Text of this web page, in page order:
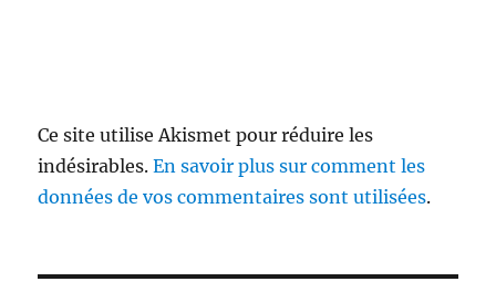
Ce site utilise Akismet pour réduire les
indésirables.En savoir plus sur comment les
données de vos commentaires sont utilisées.